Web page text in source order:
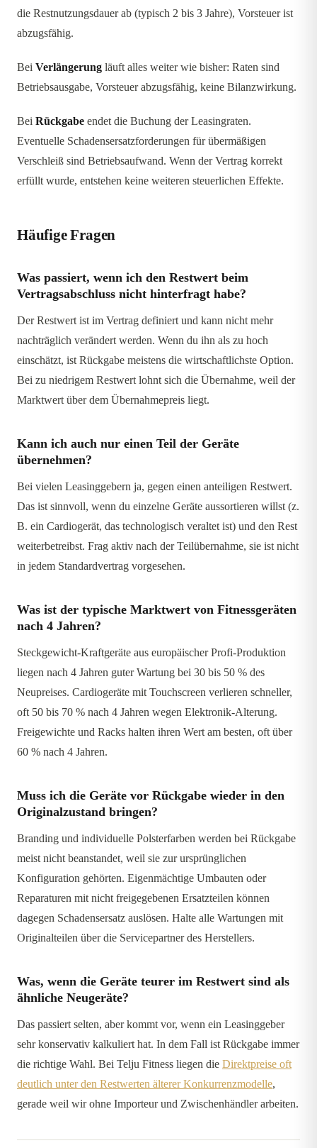
die Restnutzungsdauer ab (typisch 2 bis 3 Jahre), Vorsteuer ist
abzugsfähig.
Bei Verlängerung läuft alles weiter wie bisher: Raten sind
Betriebsausgabe, Vorsteuer abzugsfähig, keine Bilanzwirkung.
Bei Rückgabe endet die Buchung der Leasingraten.
Eventuelle Schadensersatzforderungen für übermäßigen
Verschleiß sind Betriebsaufwand. Wenn der Vertrag korrekt
erfüllt wurde, entstehen keine weiteren steuerlichen Effekte.
Häufige Fragen
Was passiert, wenn ich den Restwert beim
Vertragsabschluss nicht hinterfragt habe?
Der Restwert ist im Vertrag definiert und kann nicht mehr
nachträglich verändert werden. Wenn du ihn als zu hoch
einschätzt, ist Rückgabe meistens die wirtschaftlichste Option.
Bei zu niedrigem Restwert lohnt sich die Übernahme, weil der
Marktwert über dem Übernahmepreis liegt.
Kann ich auch nur einen Teil der Geräte
übernehmen?
Bei vielen Leasinggebern ja, gegen einen anteiligen Restwert.
Das ist sinnvoll, wenn du einzelne Geräte aussortieren willst (z.
B. ein Cardiogerät, das technologisch veraltet ist) und den Rest
weiterbetreibst. Frag aktiv nach der Teilübernahme, sie ist nicht
in jedem Standardvertrag vorgesehen.
Was ist der typische Marktwert von Fitnessgeräten
nach 4 Jahren?
Steckgewicht-Kraftgeräte aus europäischer Profi-Produktion
liegen nach 4 Jahren guter Wartung bei 30 bis 50 % des
Neupreises. Cardiogeräte mit Touchscreen verlieren schneller,
oft 50 bis 70 % nach 4 Jahren wegen Elektronik-Alterung.
Freigewichte und Racks halten ihren Wert am besten, oft über
60 % nach 4 Jahren.
Muss ich die Geräte vor Rückgabe wieder in den
Originalzustand bringen?
Branding und individuelle Polsterfarben werden bei Rückgabe
meist nicht beanstandet, weil sie zur ursprünglichen
Konfiguration gehörten. Eigenmächtige Umbauten oder
Reparaturen mit nicht freigegebenen Ersatzteilen können
dagegen Schadensersatz auslösen. Halte alle Wartungen mit
Originalteilen über die Servicepartner des Herstellers.
Was, wenn die Geräte teurer im Restwert sind als
ähnliche Neugeräte?
Das passiert selten, aber kommt vor, wenn ein Leasinggeber
sehr konservativ kalkuliert hat. In dem Fall ist Rückgabe immer
die richtige Wahl. Bei Telju Fitness liegen die Direktpreise oft
deutlich unter den Restwerten älterer Konkurrenzmodelle,
gerade weil wir ohne Importeur und Zwischenhändler arbeiten.